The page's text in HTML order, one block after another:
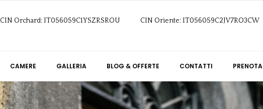
CIN Orchard: IT056059C1YSZRSROU CIN Oriente: IT056059C2JV7RO3CW
CAMERE GALLERIA BLOG & OFFERTE CONTATTI PRENOTA